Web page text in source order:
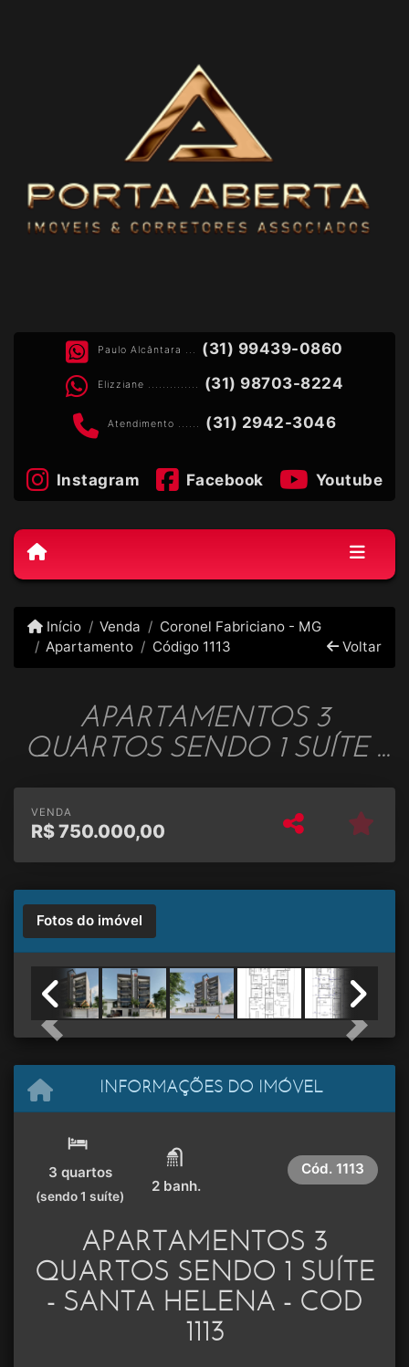
Paulo Alcântara ... (31) 99439-0860
Elizziane .............. (31) 98703-8224
Atendimento ...... (31) 2942-3046
Instagram Facebook Youtube
Início Venda
Coronel Fabriciano - MG
Apartamento
Código 1113 Voltar
APARTAMENTOS 3
QUARTOS SENDO 1 SUÍTE -
VENDA
R$750.000,00
Fotos do imóvel
Previous Next
INFORMAÇÕES DO IMÓVEL
3 quartos
(sendo 1 suíte)
2 banh.
Cód. 1113
APARTAMENTOS 3
QUARTOS SENDO 1 SUÍTE
- SANTA HELENA - COD
1113